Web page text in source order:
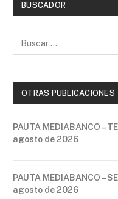
BUSCADOR
OTRAS PUBLICACIONES
PAUTA MEDIABANCO –
agosto de 2026
PAUTA MEDIABANCO –
agosto de 2026